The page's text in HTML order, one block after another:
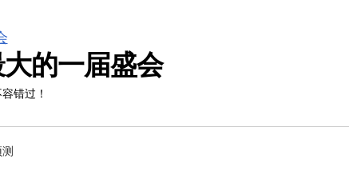
的一届盛会
错过！